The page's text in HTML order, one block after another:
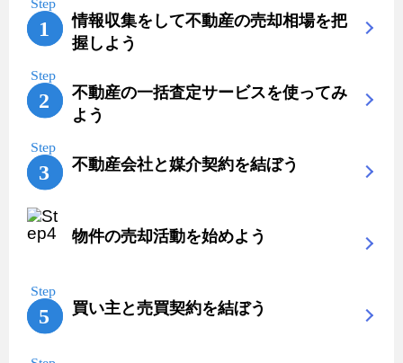
情報収集をして不動産の売却相場を把
握しよう
不動産の一括査定サービスを使ってみ
よう
不動産会社と媒介契約を結ぼう
物件の売却活動を始めよう
買い主と売買契約を結ぼう